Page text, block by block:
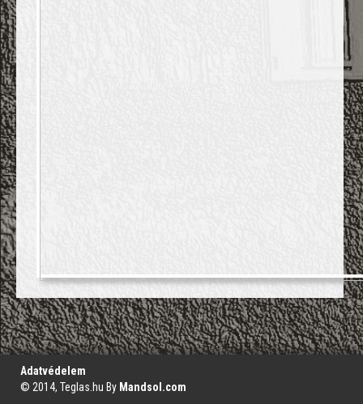
';
Adatvédelem
© 2014, Teglas.hu By Mandsol.com